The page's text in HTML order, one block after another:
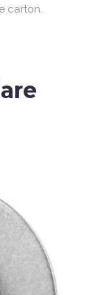
carton.